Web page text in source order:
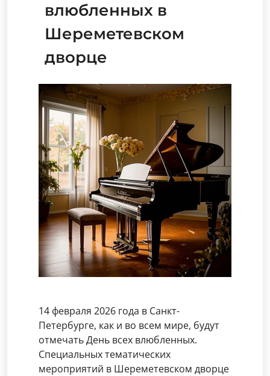
влюбленных в
Шереметевском
дворце
14 февраля 2026 года в Санкт-
Петербурге, как и во всем мире, будут
отмечать День всех влюбленных.
Специальных тематических
мероприятий в Шереметевском дворце